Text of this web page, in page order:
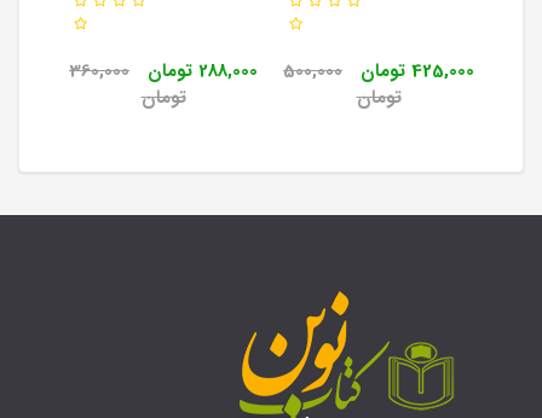
425,000 تومان
500,000
تومان
مهرمحمدی انتشارات اطراف
288,000 تومان
360,000
تومان